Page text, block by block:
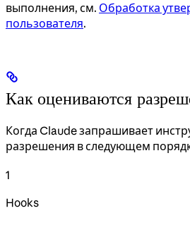
выполнения, см. Обработка
пользователя.
Как оцениваются
Когда Claude запрашивает
разрешения в следующем
1
Hooks